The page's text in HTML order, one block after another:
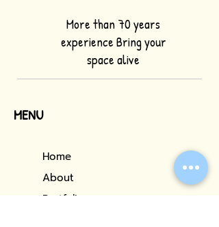
MENU
More than 70 years
experience Bring your
space alive
Home
About
Portfolio